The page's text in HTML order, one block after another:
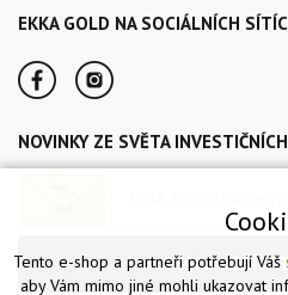
EKKA GOLD NA SOCIÁLNÍCH
NOVINKY ZE SVĚTA
CHCI
Tento e-shop a partneři potřebují Váš
aby Vám mimo jiné mohli ukazovat